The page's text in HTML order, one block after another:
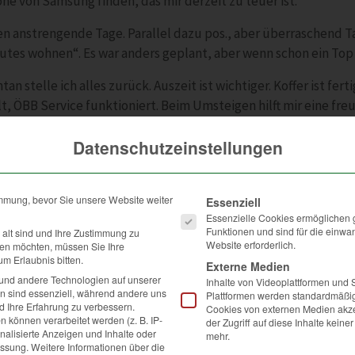
anstrengende Tage. Parallel dazu pos., aber überraschend
wohnen“. Es war anders geplant, aber wenn schon ein
stelle ich alles zurück. Auszeit ist wichtiger. Koffer ist
ÖBB Service funktioniert. Beim Umsteigen hilft mir eine
Freundin von Johannes Lex-Nalis. Wir lachen gemeinsam
Speiseplan sind. Ein Ehepaar aus Kanada stieg ein. Sie
Wir lachen und scherzen. Deutsch/Englisch. Erinnert
Datenschutzeinstellungen
bevor Sie unsere Website weiter
sind und Ihre Zustimmung zu
möchten, müssen Sie Ihre
Erlaubnis bitten.
andere Technologien auf unserer
sind essenziell, während andere uns
Ihre Erfahrung zu verbessern.
können verarbeitet werden (z. B. IP-
Anzeigen und Inhalte oder
Weitere Informationen über die
Es folgt eine Liste der
Essenziell
Essenzielle Cookies ermöglichen
Funktionen und sind für die
Website erforderlich.
Externe Medien
Inhalte von Videoplattformen und
Plattformen werden
Cookies von externen Medien
der Zugriff auf diese Inhalte
mehr.